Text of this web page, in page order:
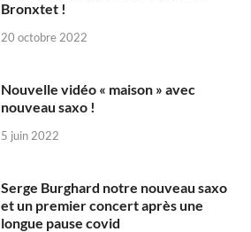
Bronxtet !
20 octobre 2022
Nouvelle vidéo « maison » avec
nouveau saxo !
5 juin 2022
Serge Burghard notre nouveau saxo
et un premier concert après une
longue pause covid